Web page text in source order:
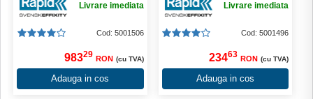
Livrare imediata
Cod: 5001506
98329 RON (cu TVA)
Adauga in cos
Livrare imediata
Cod: 5001496
23463 RON (cu TVA)
Adauga in cos